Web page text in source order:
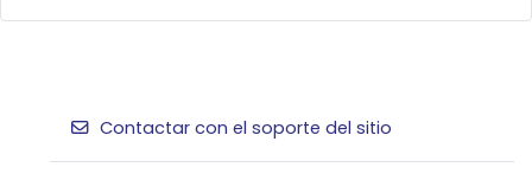
Contactar con el soporte del sitio